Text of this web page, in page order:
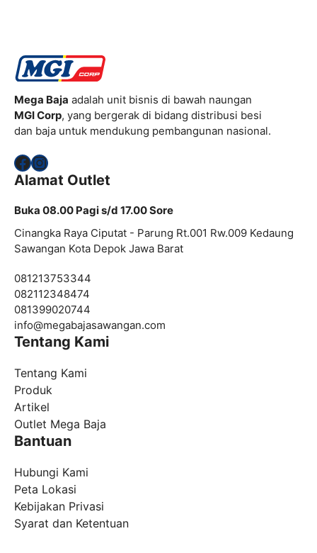
Mega Baja adalah unit bisnis di bawah naungan
MGI Corp, yang bergerak di bidang distribusi besi
dan baja untuk mendukung pembangunan nasional.
Facebook
Instagram
Alamat Outlet
Buka 08.00 Pagi s/d 17.00 Sore
Cinangka Raya Ciputat - Parung Rt.001 Rw.009 Kedaung
Sawangan Kota Depok Jawa Barat
081213753344
082112348474
081399020744
info@megabajasawangan.com
Tentang Kami
Tentang Kami
Produk
Artikel
Outlet Mega Baja
Bantuan
Hubungi Kami
Peta Lokasi
Kebijakan Privasi
Syarat dan Ketentuan